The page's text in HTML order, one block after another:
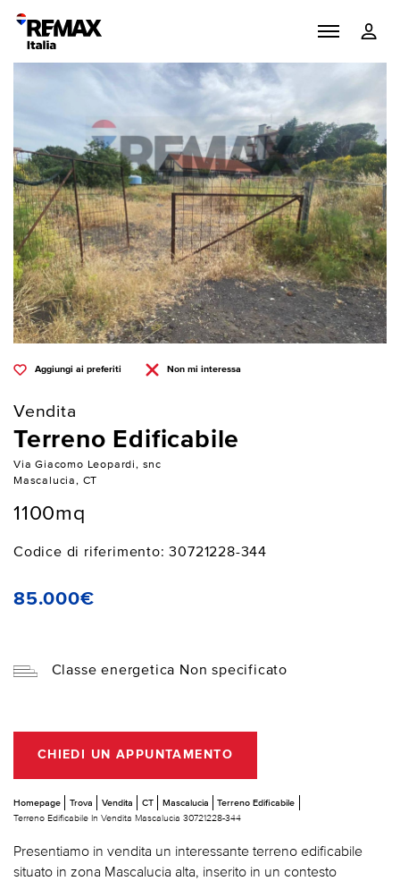
Aggiungi ai preferiti Non mi interessa
Vendita
Terreno Edificabile
Via Giacomo Leopardi, snc
Mascalucia, CT
1100mq
Codice di riferimento: 30721228-344
85.000€
Classe energetica Non specificato
CHIEDI UN APPUNTAMENTO
Homepage Trova Vendita CT Mascalucia
Terreno Edificabile
Terreno Edificabile In Vendita Mascalucia 30721228-344
Presentiamo in vendita un interessante terreno edificabile
situato in zona Mascalucia alta, inserito in un contesto